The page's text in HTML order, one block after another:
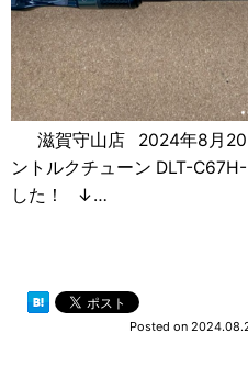
滋賀守山店 2024年8月20
ントルクチューン DLT-
した！ ↓…
Posted on